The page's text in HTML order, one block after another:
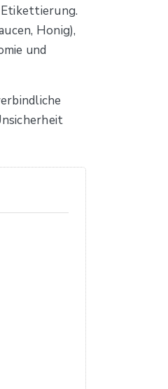
Honig),
und